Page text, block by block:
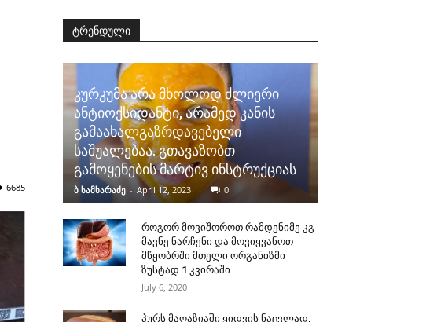
6685
ტრენდული
კურკუმა არა მხოლოდ ძლიერი
ანტიოქსიდანტი, არამედ კანის
გამაახალგაზრდავებელი
საშუალებაა. გთავაზობთ
გამოყენების მარტივ ინსტრუქციას
ბ სამხარაძე - April 12, 2023 0
როგორ მოვიშოროთ რამდენიმე კგ
მავნე ნარჩენი და მოვიყვანოთ
მწყობრში მთელი ორგანიზმი
ზუსტად 1 კვირაში
July 6, 2020
პურს მაღაზიაში ყიდვის ნაცვლად,